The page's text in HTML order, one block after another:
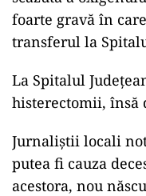
foarte gravă în
transferul la
La Spitalul
histerectomii, însă
Jurnaliştii locali
putea fi cauza
acestora, nou